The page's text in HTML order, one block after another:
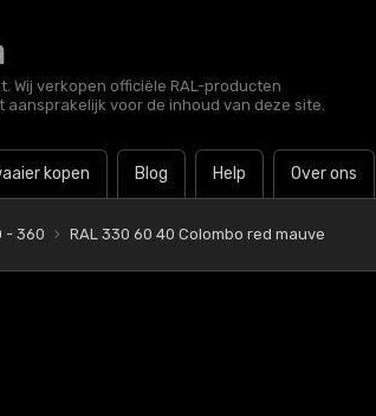
Wij verkopen officiële RAL-producten
aansprakelijk voor de inhoud van deze site.
kopen Blog Help Over ons
- 360 RAL 330 60 40 Colombo red mauve